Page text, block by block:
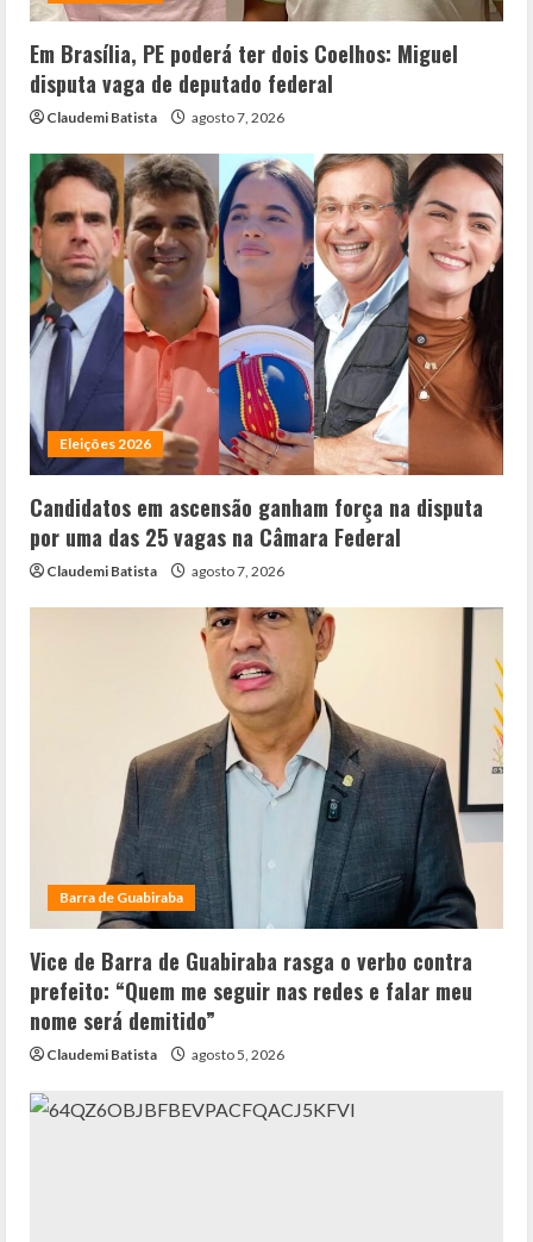
Em Brasília, PE poderá ter dois Coelhos: Miguel
disputa vaga de deputado federal
Claudemi Batista agosto 7, 2026
Eleições 2026
Candidatos em ascensão ganham força na disputa
por uma das 25 vagas na Câmara Federal
Claudemi Batista agosto 7, 2026
Barra de Guabiraba
Vice de Barra de Guabiraba rasga o verbo contra
prefeito: “Quem me seguir nas redes e falar meu
nome será demitido”
Claudemi Batista agosto 5, 2026